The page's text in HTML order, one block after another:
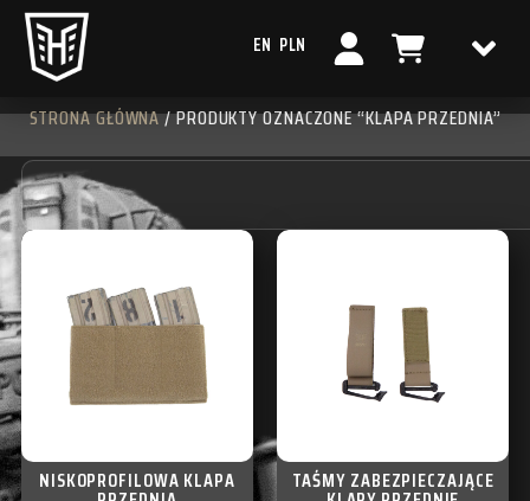
EN PLN
STRONA GŁÓWNA/ PRODUKTY OZNACZONE “KLAPA PRZEDNIA”
NISKOPROFILOWA KLAPA TAŚMY ZABEZPIECZAJĄCE